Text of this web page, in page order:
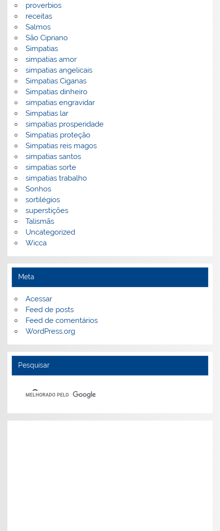
proverbios
receitas
Salmos
São Cipriano
Simpatias
simpatias amor
simpatias angelicais
Simpatias Ciganas
Simpatias dinheiro
simpatias engravidar
Simpatias lar
simpatias prosperidade
Simpatias proteção
Simpatias reis magos
simpatias santos
simpatias sorte
simpatias trabalho
Sonhos
sortilégios
superstições
Talismãs
Uncategorized
Wicca
Meta
Acessar
Feed de posts
Feed de comentários
WordPress.org
Pesquisar